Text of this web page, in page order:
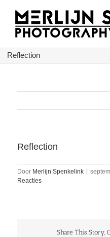
inhoud
Reflection
Reflection
Door Merlijn Spenkelink
Reacties
Share This Story,